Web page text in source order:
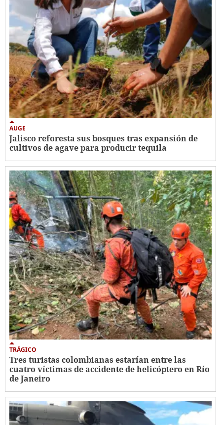
AUGE
Jalisco reforesta sus bosques tras expansión de
cultivos de agave para producir tequila
TRÁGICO
Tres turistas colombianas estarían entre las
cuatro víctimas de accidente de helicóptero en Río
de Janeiro